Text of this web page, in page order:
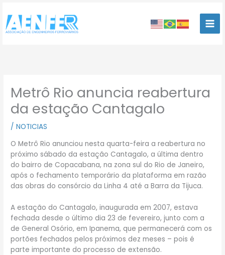
para
conteúdo
Metrô Rio anuncia reabertura
da estação Cantagalo
/NOTICIAS
O Metrô Rio anunciou nesta quarta-feira a reabertura no
próximo sábado da estação Cantagalo, a última dentro
do bairro de Copacabana, na zona sul do Rio de Janeiro,
após o fechamento temporário da plataforma em razão
das obras do consórcio da Linha 4 até a Barra da Tijuca.
A estação do Cantagalo, inaugurada em 2007, estava
fechada desde o último dia 23 de fevereiro, junto com a
de General Osório, em Ipanema, que permanecerá com os
portões fechados pelos próximos dez meses – pois é
parte importante do processo de extensão.